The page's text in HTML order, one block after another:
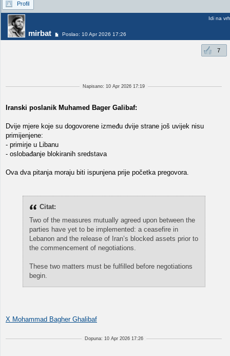
Profil
mirbat Poslao: 10 Apr 2026 17:26
Idi na vrh
7
Napisano: 10 Apr 2026 17:19
Iranski poslanik Muhamed Bager Galibaf:
Dvije mjere koje su dogovorene između dvije strane još uvijek nisu
primijenjene:
- primirje u Libanu
- oslobađanje blokiranih sredstava
Ova dva pitanja moraju biti ispunjena prije početka pregovora.
Citat:
Two of the measures mutually agreed upon between the
parties have yet to be implemented: a ceasefire in
Lebanon and the release of Iran’s blocked assets prior to
the commencement of negotiations.
These two matters must be fulfilled before negotiations
begin.
X Mohammad Bagher Ghalibaf
Dopuna: 10 Apr 2026 17:26